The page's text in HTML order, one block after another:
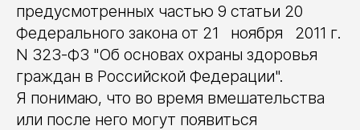
предусмотренных частью 9 статьи 20
Федерального закона от 21 ноября 2011 г.
N 323-ФЗ "Об основах охраны здоровья
граждан в Российской Федерации".
Я понимаю, что во время вмешательства
или после него могут появиться